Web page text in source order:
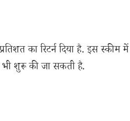
का रिटर्न दिया है. इस स्कीम में
शुरू की जा सकती है.